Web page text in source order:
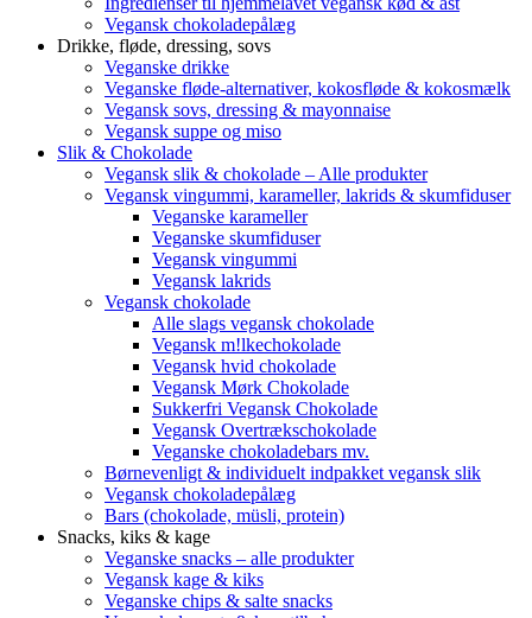
Vegansk chokoladepålæg
Drikke, fløde, dressing, sovs
Veganske drikke
Veganske fløde-alternativer, kokosfløde & kokosmælk
Vegansk sovs, dressing & mayonnaise
Vegansk suppe og miso
Slik & Chokolade
Vegansk slik & chokolade – Alle produkter
Vegansk vingummi, karameller, lakrids & skumfiduser
Veganske karameller
Veganske skumfiduser
Vegansk vingummi
Vegansk lakrids
Vegansk chokolade
Alle slags vegansk chokolade
Vegansk m!lkechokolade
Vegansk hvid chokolade
Vegansk Mørk Chokolade
Sukkerfri Vegansk Chokolade
Vegansk Overtrækschokolade
Veganske chokoladebars mv.
Børnevenligt & individuelt indpakket vegansk slik
Vegansk chokoladepålæg
Bars (chokolade, müsli, protein)
Snacks, kiks & kage
Veganske snacks – alle produkter
Vegansk kage & kiks
Veganske chips & salte snacks